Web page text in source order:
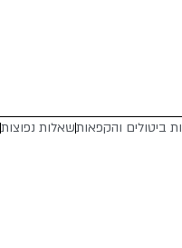
ביטולים והקפאותשאלות נפוצות